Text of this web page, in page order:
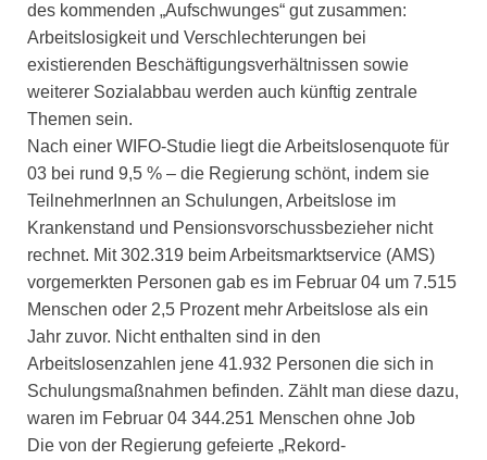
des kommenden „Aufschwunges“ gut zusammen:
Arbeitslosigkeit und Verschlechterungen bei
existierenden Beschäftigungsverhältnissen sowie
weiterer Sozialabbau werden auch künftig zentrale
Themen sein.
Nach einer WIFO-Studie liegt die Arbeitslosenquote für
03 bei rund 9,5 % – die Regierung schönt, indem sie
TeilnehmerInnen an Schulungen, Arbeitslose im
Krankenstand und Pensionsvorschussbezieher nicht
rechnet. Mit 302.319 beim Arbeitsmarktservice (AMS)
vorgemerkten Personen gab es im Februar 04 um 7.515
Menschen oder 2,5 Prozent mehr Arbeitslose als ein
Jahr zuvor. Nicht enthalten sind in den
Arbeitslosenzahlen jene 41.932 Personen die sich in
Schulungsmaßnahmen befinden. Zählt man diese dazu,
waren im Februar 04 344.251 Menschen ohne Job
Die von der Regierung gefeierte „Rekord-